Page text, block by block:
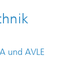
und AVLE